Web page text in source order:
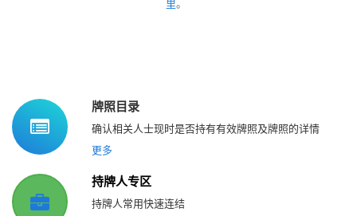
里。
牌照目录
确认相关人士现时是否持有有效牌照及牌照的详情
更多
持牌人专区
持牌人常用快速连结